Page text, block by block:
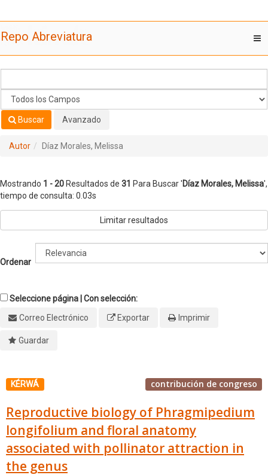
Repo Abreviatura
Buscar Avanzado
Autor Díaz Morales, Melissa
Mostrando 1 - 20 Resultados de 31 Para Buscar 'Díaz Morales, Melissa',
tiempo de consulta: 0.03s
Limitar resultados
Ordenar
Seleccione página | Con selección:
Correo Electrónico
Exportar Imprimir
Guardar
KÉRWÁ contribución de congreso
Reproductive biology of Phragmipedium
longifolium and floral anatomy
associated with pollinator attraction in
the genus